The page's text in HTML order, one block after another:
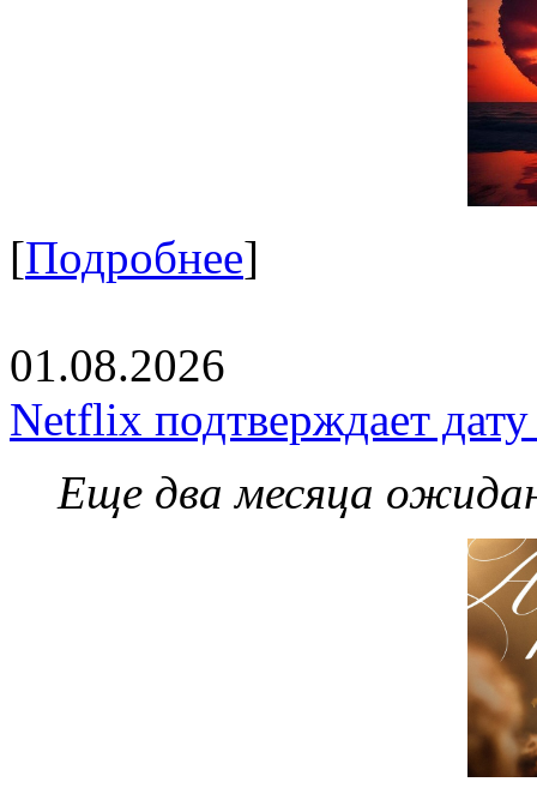
[Подробнее]
01.08.2026
Netflix подтверждает
Еще два месяца